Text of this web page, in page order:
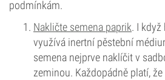
podmínkám.
Nakličte semena paprik. I
využívá inertní pěstební
semena nejprve naklíčit v
zeminou. Každopádně platí,